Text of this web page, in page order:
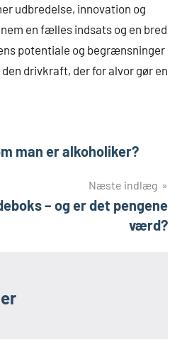
udbredelse, innovation og
en fælles indsats og en bred
potentiale og begrænsninger
drivkraft, der for alvor gør en
man er alkoholiker?
Næste indlæg
– og er det pengene
værd?